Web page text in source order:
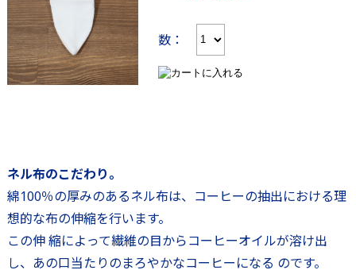
数：
ネル布のこだわり。
綿100％の厚みのあるネル布は、コーヒーの抽出における理
想的な布の伸縮を行います。
この伸 縮によって繊維の目からコーヒーオイルが溶け出
し、あの口当たりのまろやかなコーヒーになる のです。